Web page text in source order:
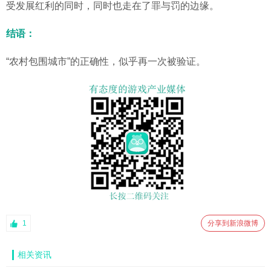
受发展红利的同时，同时也走在了罪与罚的边缘。
结语：
“农村包围城市”的正确性，似乎再一次被验证。
1 分享到新浪微博
相关资讯